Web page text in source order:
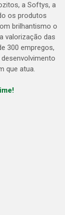
a Softys, a
os produtos
brilhantismo o
valorização das
300 empregos,
que atua.